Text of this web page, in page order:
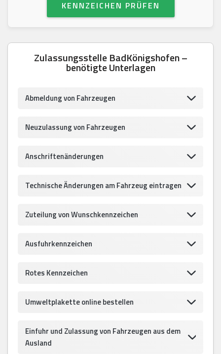
KENNZEICHEN PRÜFEN
Zulassungsstelle BadKönigshofen –
benötigte Unterlagen
Abmeldung von Fahrzeugen
Neuzulassung von Fahrzeugen
Anschriftenänderungen
Technische Änderungen am Fahrzeug eintragen
Zuteilung von Wunschkennzeichen
Ausfuhrkennzeichen
Rotes Kennzeichen
Umweltplakette online bestellen
Einfuhr und Zulassung von Fahrzeugen aus dem
Ausland